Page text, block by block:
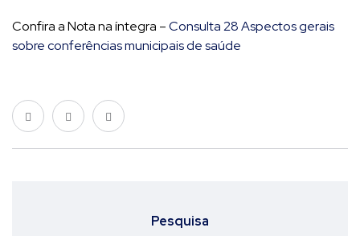
Confira a Nota na íntegra –Consulta 28 Aspectos gerais
sobre conferências municipais de saúde
Pesquisa